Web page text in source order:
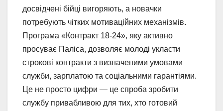
досвідчені бійці вигоряють, а новачки
потребують чітких мотиваційних механізмів.
Програма «Контракт 18-24», яку активно
просуває Паліса, дозволяє молоді укласти
строкові контракти з визначеними умовами
служби, зарплатою та соціальними гарантіями.
Це не просто цифри — це спроба зробити
службу привабливою для тих, хто готовий